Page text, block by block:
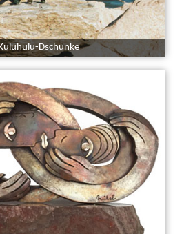
Dschunke